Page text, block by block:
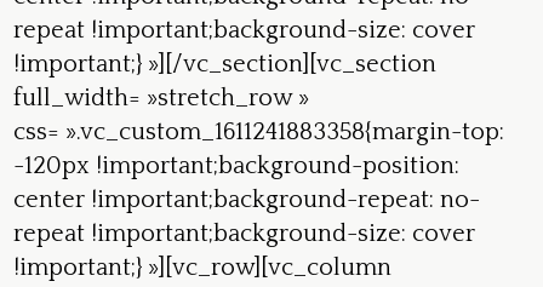
repeat !important;background-size: cover
!important;} »][/vc_section][vc_section
full_width= »stretch_row »
css= ».vc_custom_1611241883358{margin-top:
-120px !important;background-position:
center !important;background-repeat: no-
repeat !important;background-size: cover
!important;} »][vc_row][vc_column